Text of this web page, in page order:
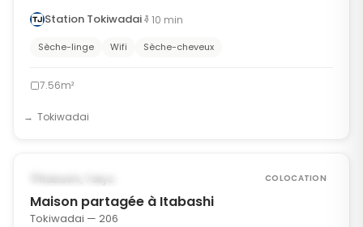
Station Tokiwadai
10 min
Sèche-linge Wifi Sèche-cheveux
7.56m²
Tokiwadai
Itabashi, Tokyo COLOCATION
Maison partagée à Itabashi
Tokiwadai — 206